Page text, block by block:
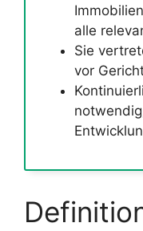
alle
Sie
vor